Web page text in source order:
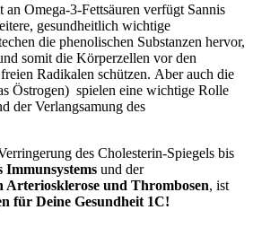
an Omega-3-Fettsäuren verfügt Sannis
gesundheitlich wichtige
die phenolischen Substanzen hervor,
somit die Körperzellen vor den
Radikalen schützen. Aber auch die
Östrogen) spielen eine wichtige Rolle
der Verlangsamung des
des Cholesterin-Spiegels bis
Immunsystems und der
und Thrombosen, ist
für Deine Gesundheit 1C!